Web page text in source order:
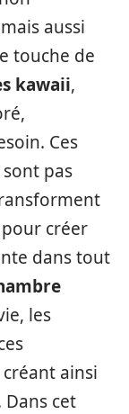
aussi
touche de
kawaii,
Ces
pas
créer
dans tout
les
créant ainsi
cet